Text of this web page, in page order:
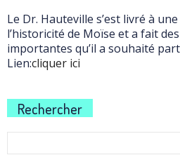
Le Dr. Hauteville s’est livré à
l’historicité de Moïse et a fait
importantes qu’il a souhaité
Lien:cliquer ici
Rechercher